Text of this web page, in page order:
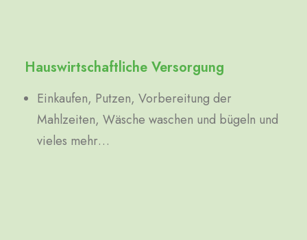
Hauswirtschaftliche Versorgung
Einkaufen, Putzen, Vorbereitung der
Mahlzeiten, Wäsche waschen und bügeln und
vieles mehr…